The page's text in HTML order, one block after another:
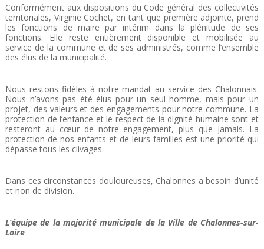
Conformément aux dispositions du Code général des collectivités
territoriales, Virginie Cochet, en tant que première adjointe, prend
les fonctions de maire par intérim dans la plénitude de ses
fonctions. Elle reste entièrement disponible et mobilisée au
service de la commune et de ses administrés, comme l’ensemble
des élus de la municipalité.
Nous restons fidèles à notre mandat au service des Chalonnais.
Nous n’avons pas été élus pour un seul homme, mais pour un
projet, des valeurs et des engagements pour notre commune. La
protection de l’enfance et le respect de la dignité humaine sont et
resteront au cœur de notre engagement, plus que jamais. La
protection de nos enfants et de leurs familles est une priorité qui
dépasse tous les clivages.
Dans ces circonstances douloureuses, Chalonnes a besoin d’unité
et non de division.
L’équipe de la majorité municipale de la Ville de Chalonnes-sur-
Loire